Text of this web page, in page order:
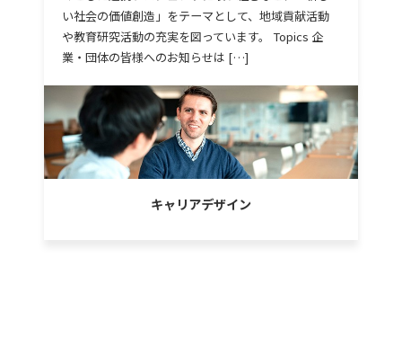
い社会の価値創造」をテーマとして、地域貢献活動
や教育研究活動の充実を図っています。 Topics 企
業・団体の皆様へのお知らせは […]
キャリアデザイン